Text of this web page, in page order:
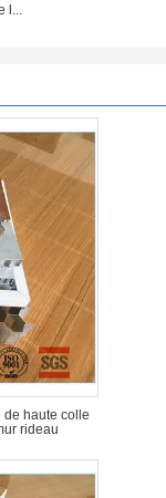
l...
haute colle
rideau